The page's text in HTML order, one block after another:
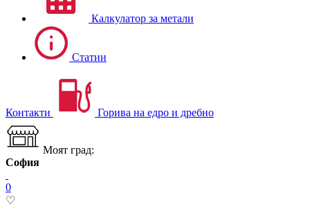
Калкулатор за метали
Статии
Контакти Горива на едро и дребно
Моят град:
София
0
♡